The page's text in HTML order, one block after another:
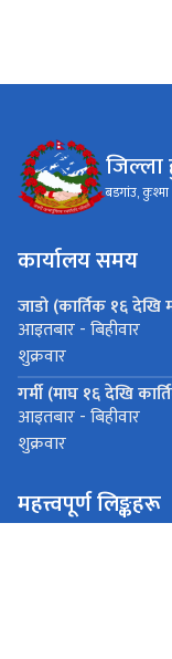
जिल्ला
बडगांउ, कुश्मा
कार्यालय समय
जाडो (कार्तिक १६ देखि
आइतबार - बिहीवार
शुक्रवार
गर्मी (माघ १६ देखि
आइतबार - बिहीवार
शुक्रवार
महत्त्वपूर्ण लिङ्कहरू